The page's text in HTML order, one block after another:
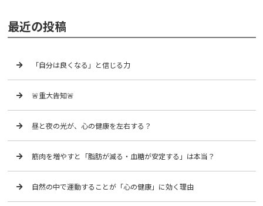
最近の投稿
「自分は良くなる」と信じる力
🚨重大告知🚨
昼と夜の光が、心の健康を左右する？
筋肉を増やすと「脂肪が減る・血糖が安定する」は本当？
自然の中で運動することが「心の健康」に効く理由